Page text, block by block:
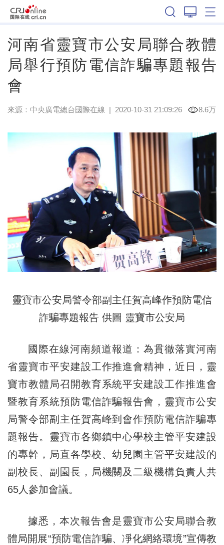
河南省靈寶市公安局聯合教體
局舉行預防電信詐騙專題報告
會
來源： 中央廣電總台國際在線 | 2020-10-31 21:09:26 8.6万
靈寶市公安局警令部副主任賀高峰作預防電信
詐騙專題報告 供圖 靈寶市公安局
國際在線河南頻道報道：為貫徹落實河南
省靈寶市平安建設工作推進會精神，近日，靈
寶市教體局召開教育系統平安建設工作推進會
暨教育系統預防電信詐騙報告會，靈寶市公安
局警令部副主任賀高峰到會作預防電信詐騙專
題報告。靈寶市各鄉鎮中心學校主管平安建設
的專幹，局直各學校、幼兒園主管平安建設的
副校長、副園長，局機關及二級機構負責人共
65人參加會議。
據悉，本次報告會是靈寶市公安局聯合教
體局開展“預防電信詐騙、凈化網絡環境”宣傳教